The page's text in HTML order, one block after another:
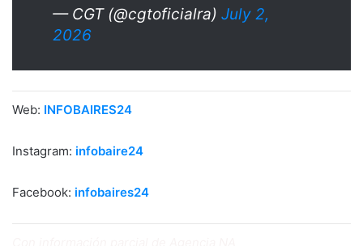
— CGT (@cgtoficialra) July 2,
2026
Web: INFOBAIRES24
Instagram: infobaire24
Facebook: infobaires24